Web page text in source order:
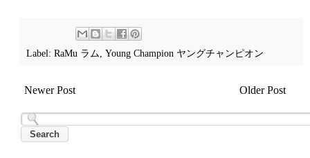
Label: RaMu ラム Young Champion ヤングチャンピオン
Newer Post Older Post